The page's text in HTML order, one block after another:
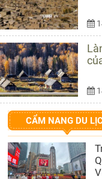
CẨM NANG DU